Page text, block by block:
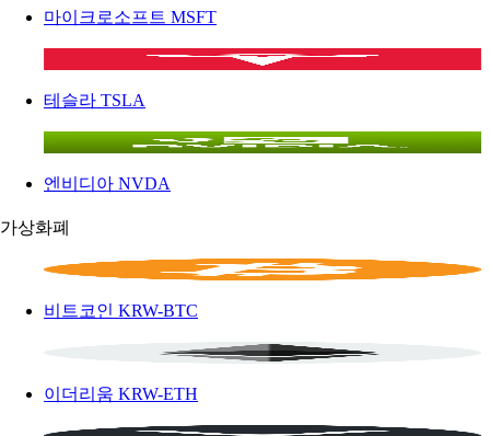
마이크로소프트 MSFT
테슬라 TSLA
엔비디아 NVDA
가상화폐
비트코인 KRW-BTC
이더리움 KRW-ETH